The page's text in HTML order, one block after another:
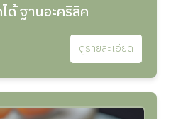
ด้ ฐานอะคริลิค
ดูรายละเอียด